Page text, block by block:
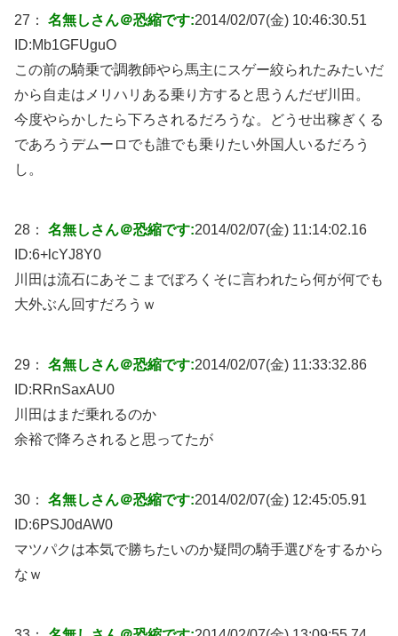
27： 名無しさん＠恐縮です:2014/02/07(金) 10:46:30.51
ID:Mb1GFUguO
この前の騎乗で調教師やら馬主にスゲー絞られたみたいだ
から自走はメリハリある乗り方すると思うんだぜ川田。
今度やらかしたら下ろされるだろうな。どうせ出稼ぎくる
であろうデムーロでも誰でも乗りたい外国人いるだろう
し。
28： 名無しさん＠恐縮です:2014/02/07(金) 11:14:02.16
ID:6+lcYJ8Y0
川田は流石にあそこまでぼろくそに言われたら何が何でも
大外ぶん回すだろうｗ
29： 名無しさん＠恐縮です:2014/02/07(金) 11:33:32.86
ID:RRnSaxAU0
川田はまだ乗れるのか
余裕で降ろされると思ってたが
30： 名無しさん＠恐縮です:2014/02/07(金) 12:45:05.91
ID:6PSJ0dAW0
マツパクは本気で勝ちたいのか疑問の騎手選びをするから
なｗ